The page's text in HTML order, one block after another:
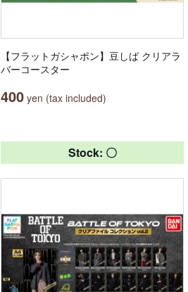
【フラットガシャポン】豆しば クリアラ
バーコースター
400 yen (tax included)
Stock: 〇